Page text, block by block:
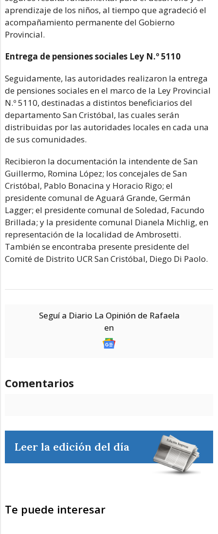
aprendizaje de los niños, al tiempo que agradeció el
acompañamiento permanente del Gobierno
Provincial.
Entrega de pensiones sociales Ley N.º 5110
Seguidamente, las autoridades realizaron la entrega
de pensiones sociales en el marco de la Ley Provincial
N.º 5110, destinadas a distintos beneficiarios del
departamento San Cristóbal, las cuales serán
distribuidas por las autoridades locales en cada una
de sus comunidades.
Recibieron la documentación la intendente de San
Guillermo, Romina López; los concejales de San
Cristóbal, Pablo Bonacina y Horacio Rigo; el
presidente comunal de Aguará Grande, Germán
Lagger; el presidente comunal de Soledad, Facundo
Brillada; y la presidente comunal Dianela Michlig, en
representación de la localidad de Ambrosetti.
También se encontraba presente presidente del
Comité de Distrito UCR San Cristóbal, Diego Di Paolo.
Seguí a Diario La Opinión de Rafaela
en
Comentarios
Leer la edición del día
Te puede interesar